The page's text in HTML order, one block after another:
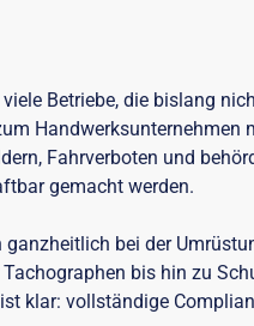
Betriebe, die bislang
Handwerksunternehmen
Fahrverboten und
gemacht werden.
bei der
bis hin zu
klar: vollständige